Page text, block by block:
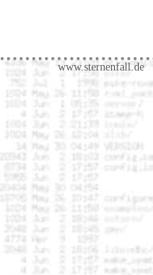
www.sternenfall.de